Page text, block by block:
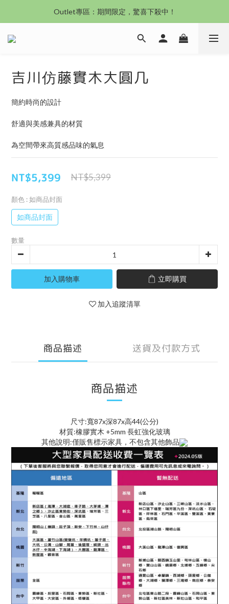
沙發新登場｜想躺就躺，頭等艙到商務艙一次擁有
Outlet專區：期間限定，驚喜下殺中！
沙發新登場｜想躺就躺，頭等艙到商務艙一次擁有
吉川仿藤實木大圓几
簡約時尚的設計
舒適與美感兼具的材質
為空間帶來高質感品味的氣息
NT$5,399 NT$5,399
顏色 : 如商品封面
如商品封面
數量
加入購物車 立即購買
加入追蹤清單
商品描述 送貨及付款方式
商品描述
尺寸:寬87x深87x高44(公分)
材質:橡膠實木 +5mm 長虹強化玻璃
其他說明:僅販售標示家具，不包含其他飾品